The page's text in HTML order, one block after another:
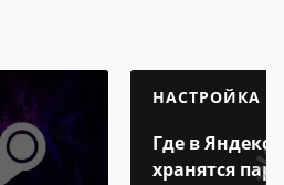
НАСТРОЙКА
Где в Яндекс
хранятся